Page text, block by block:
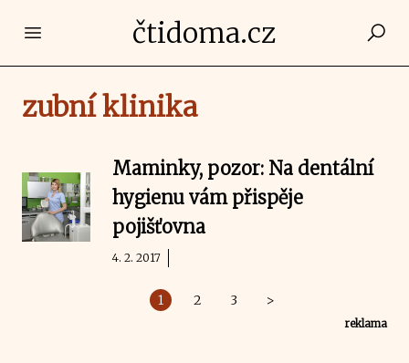
Open main menučtidoma.cz
zubní klinika
Maminky, pozor: Na dentální
hygienu vám přispěje
pojišťovna
4. 2. 2017
1 2 3 >
reklama